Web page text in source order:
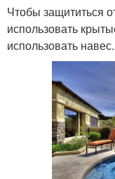
Чтобы защититься
использовать
использовать навес.